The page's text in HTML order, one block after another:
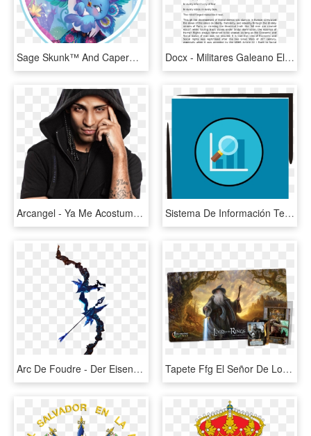
Sage Skunk™ And Caper™ - Enchantimals Nombres De Los Personajes, HD Png Download Docx - Militares Galeano El Libro De Los Abrazos, HD Png Download
Arcangel - Ya Me Acostumbre A No Importarme El Precio De Lo Que, HD Png Download Sistema De Información Territorial Trinacional - Circle, HD Png Download
Arc De Foudre - Der Eisendrache Nombre De Los Arcos, HD Png Download Tapete Ffg El Señor De Los Anillos Lcg, HD Png Download